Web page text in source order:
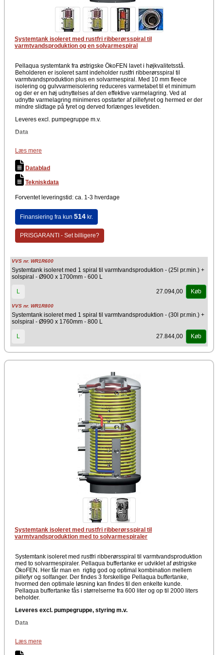
Systemtank isoleret med rustfri ribberørsspiral til
varmtvandsproduktion og en solvarmespiral
Pellaqua systemtank fra østrigske ÖkoFEN lavet i højkvalitetsstå.
Beholderen er isoleret samt indeholder rustfri ribberørsspiral til
varmtvandsproduktion plus en solvarmespiral. Med 10 mm fleece
isolering og gulvvarmeisolering reduceres varmetabet til et minimum
og der er en høj udnyttelses af den effektive varmelagring. Ved at
udnytte varmelagring minimeres opstarter af pillefyret og hermed er der
mindre slidtage på fyret og derved forlænges levetiden.
Leveres excl. pumpegruppe m.v.
Data
Tilslutninger er placeret i en vinkel 90°
5 sensorholdere til udvendige følere
1 udluftning 1 ½“ IG
Gulvisolering
100 mm isolering
Driftstryk: 3 bar
Bedre varmelagring med en effektiv akkumuleringstank med
solvarmespiral er med til at reducere varmeudgifterne, forlænger
levetiden på pillefyret samt reduceres forbruget af brændsel og det er
en gevinst for miljøet. Med indbygget solvarmespiral udnyttes solens
Læs mere
Datablad
Tekniskdata
Forventet leveringstid: ca. 1-3 hverdage
Finansiering fra kun 514kr.
PRISGARANTI - Set billigere?
VVS nr. WR1R600
Systemtank isoleret med 1 spiral til varmtvandsproduktion - (25l pr.min.) +
solspiral - Ø900 x 1700mm - 600 L
L 27.094,00 Køb
VVS nr. WR1R800
Systemtank isoleret med 1 spiral til varmtvandsproduktion - (30l pr.min.) +
solspiral - Ø990 x 1760mm - 800 L
L 27.844,00 Køb
Systemtank isoleret med rustfri ribberørsspiral til
varmtvandsproduktion med to solvarmespiraler
Systemtank isoleret med rustfri ribberørsspiral til varmtvandsproduktion
med to solvarmespiraler. Pellaqua buffertanke er udviklet af østrigske
ÖkoFEN. Her får man en rigtig god og optimal kombination mellem
pillefyr og solfanger. Der findes 3 forskellige Pellaqua buffertanke,
hvormed den optimale løsning kan findes til den enkelte kunde.
Pellaqua buffertanke fås i størrelserne fra 600 liter og op til 2000 liters
beholder.
Leveres excl. pumpegruppe, styring m.v.
Data
Tilslutninger er placeret i en vinkel 90°
Læs mere